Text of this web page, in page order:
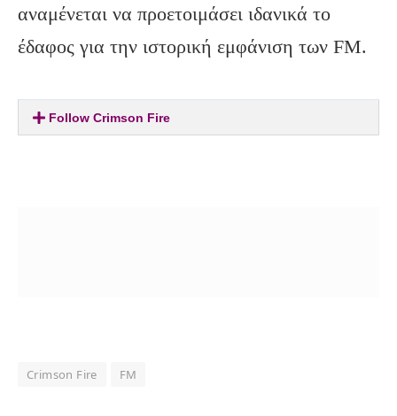
αναμένεται να προετοιμάσει ιδανικά το
έδαφος για την ιστορική εμφάνιση των FM.
Follow Crimson Fire
Crimson Fire FM